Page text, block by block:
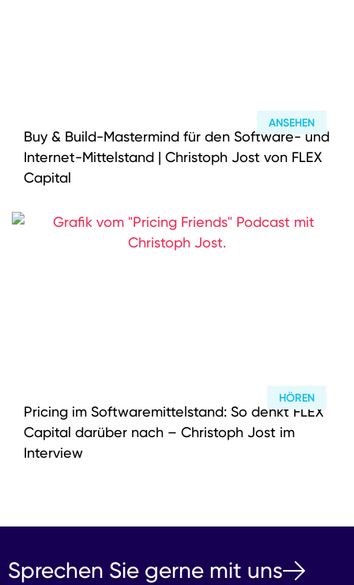
ANSEHEN
Buy & Build-Mastermind für den Software- und
Internet-Mittelstand | Christoph Jost von FLEX
Capital
HÖREN
Pricing im Softwaremittelstand: So denkt FLEX
Capital darüber nach – Christoph Jost im
Interview
Sprechen Sie gerne mit uns